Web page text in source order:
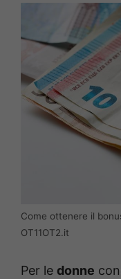
Come ottenere il
OT11OT2.it
Per le donne